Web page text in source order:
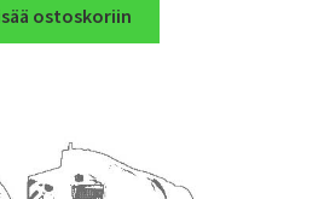
ostoskoriin